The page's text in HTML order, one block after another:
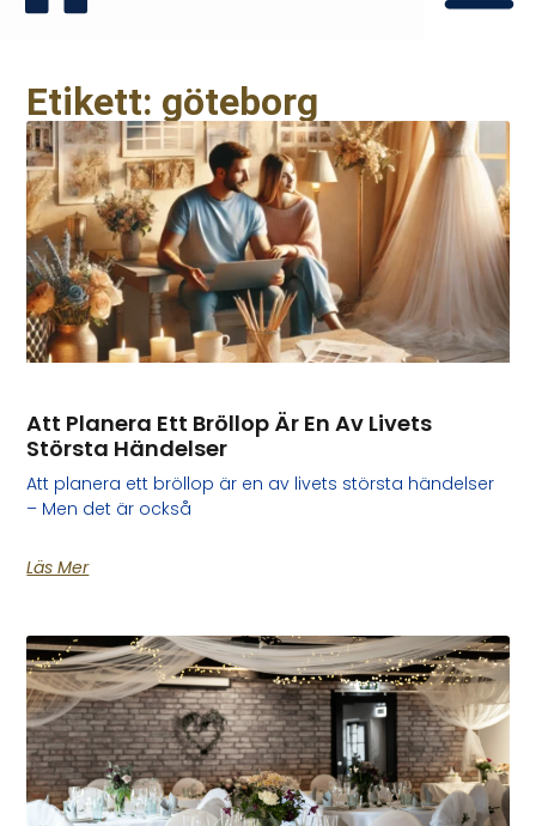
Etikett: göteborg
Att Planera Ett Bröllop Är En Av Livets
Största Händelser
Att planera ett bröllop är en av livets största händelser
– Men det är också
Läs Mer